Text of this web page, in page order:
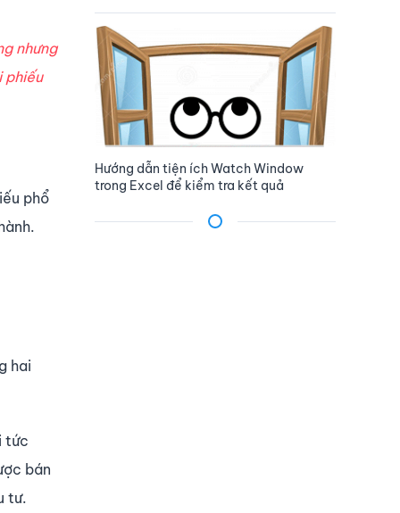
nhưng
phiếu
phổ
hai
tức
bán
tư.
Hướng dẫn tiện ích Watch Window
trong Excel để kiểm tra kết quả